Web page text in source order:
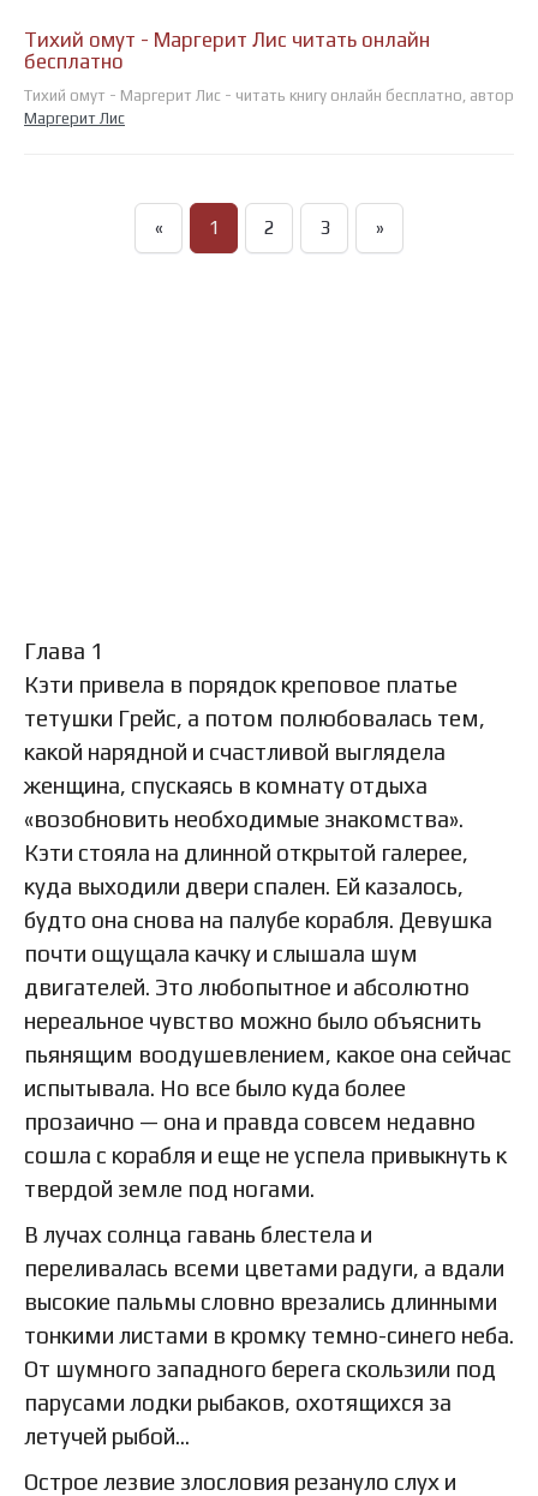
Тихий омут - Маргерит Лис читать онлайн
бесплатно
Тихий омут - Маргерит Лис - читать книгу онлайн бесплатно, автор
Маргерит Лис
« 1 2 3 »
Глава 1
Кэти привела в порядок креповое платье
тетушки Грейс, а потом полюбовалась тем,
какой нарядной и счастливой выглядела
женщина, спускаясь в комнату отдыха
«возобновить необходимые знакомства».
Кэти стояла на длинной открытой галерее,
куда выходили двери спален. Ей казалось,
будто она снова на палубе корабля. Девушка
почти ощущала качку и слышала шум
двигателей. Это любопытное и абсолютно
нереальное чувство можно было объяснить
пьянящим воодушевлением, какое она сейчас
испытывала. Но все было куда более
прозаично — она и правда совсем недавно
сошла с корабля и еще не успела привыкнуть к
твердой земле под ногами.
В лучах солнца гавань блестела и
переливалась всеми цветами радуги, а вдали
высокие пальмы словно врезались длинными
тонкими листами в кромку темно-синего неба.
От шумного западного берега скользили под
парусами лодки рыбаков, охотящихся за
летучей рыбой…
Острое лезвие злословия резануло слух и